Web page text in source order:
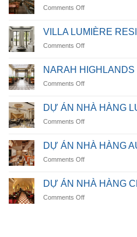
Comments Offon
HÀNG
OCEANICA
VILLA LUMIÈRE
Comments Offon
LUMIÈRE
RESIDENCE
NARAH
Comments Offon
HIGHLANDS
RESTAURANT
DỰ ÁN NHÀ HÀNG
Comments Offon
ÁN
NHÀ
HÀNG
DINING
DỰ ÁN NHÀ HÀNG
Comments Offon
ÁN
NHÀ
HÀNG
DỰ ÁN NHÀ HÀNG
Comments Offon